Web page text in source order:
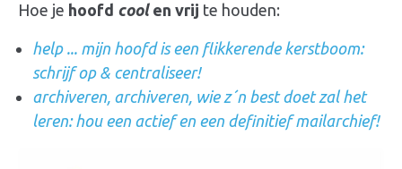
Hoe je hoofd cool en vrij te houden:
help ... mijn hoofd is een flikkerende kerstboom:
schrijf op & centraliseer!
archiveren, archiveren, wie z´n best doet zal het
leren: hou een actief en een definitief mailarchief!